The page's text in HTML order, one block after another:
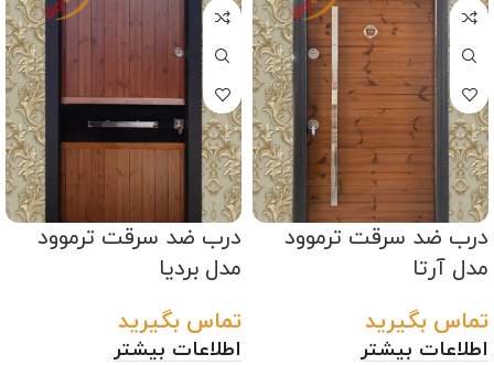
درب ضد سرقت ترموود
مدل آرتا
تماس بگیرید
اطلاعات بیشتر
درب ضد سرقت ترموود
مدل بردیا
تماس بگیرید
اطلاعات بیشتر